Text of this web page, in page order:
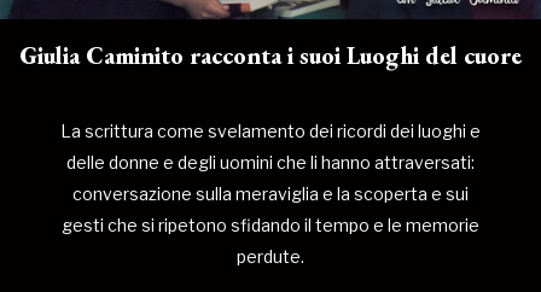
Giulia Caminito racconta i suoi Luoghi del cuore
La scrittura come svelamento dei ricordi dei luoghi e
delle donne e degli uomini che li hanno attraversati:
conversazione sulla meraviglia e la scoperta e sui
gesti che si ripetono sfidando il tempo e le memorie
perdute.